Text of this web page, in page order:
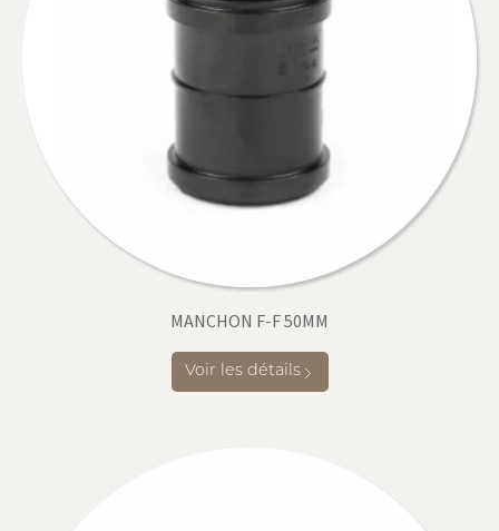
MANCHON F-F 50MM
Voir les détails